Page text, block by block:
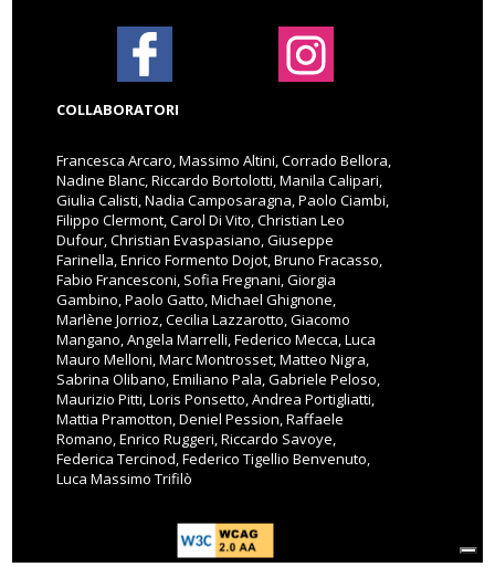
COLLABORATORI
Francesca Arcaro, Massimo Altini, Corrado Bellora,
Nadine Blanc, Riccardo Bortolotti, Manila Calipari,
Giulia Calisti, Nadia Camposaragna, Paolo Ciambi,
Filippo Clermont, Carol Di Vito, Christian Leo
Dufour, Christian Evaspasiano, Giuseppe
Farinella, Enrico Formento Dojot, Bruno Fracasso,
Fabio Francesconi, Sofia Fregnani, Giorgia
Gambino, Paolo Gatto, Michael Ghignone,
Marlène Jorrioz, Cecilia Lazzarotto, Giacomo
Mangano, Angela Marrelli, Federico Mecca, Luca
Mauro Melloni, Marc Montrosset, Matteo Nigra,
Sabrina Olibano, Emiliano Pala, Gabriele Peloso,
Maurizio Pitti, Loris Ponsetto, Andrea Portigliatti,
Mattia Pramotton, Deniel Pession, Raffaele
Romano, Enrico Ruggeri, Riccardo Savoye,
Federica Tercinod, Federico Tigellio Benvenuto,
Luca Massimo Trifilò